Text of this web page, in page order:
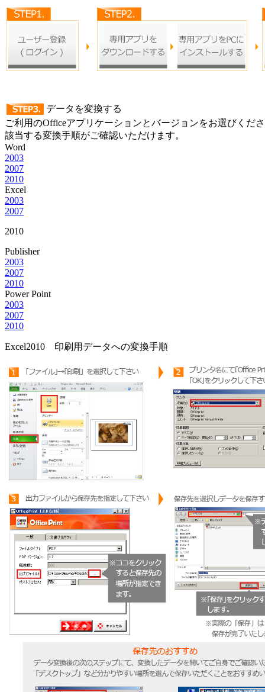
データを変換する
ご利用のOfficeアプリケーションとバージョンをお選びくだ
該当する変換手順がご確認いただけます。
Word
2003
2007
2010
Excel
2003
2007
2010
Publisher
2003
2007
2010
Power Point
2003
2007
2010
Excel2010 印刷用データへの変換手順